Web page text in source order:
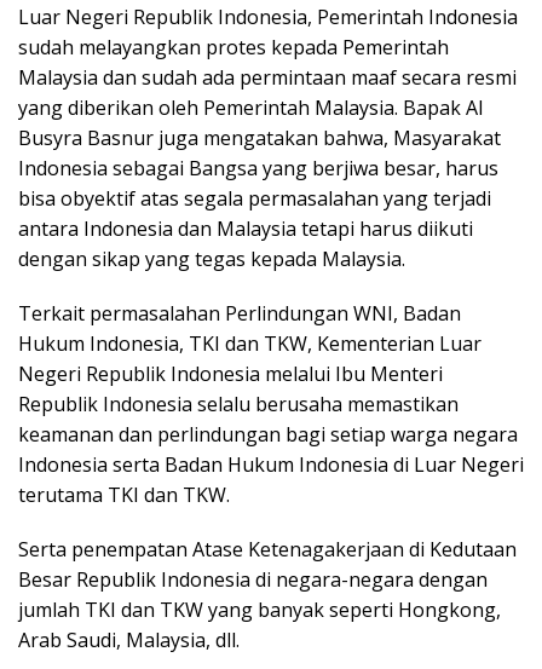
Luar Negeri Republik Indonesia, Pemerintah Indonesia
sudah melayangkan protes kepada Pemerintah
Malaysia dan sudah ada permintaan maaf secara resmi
yang diberikan oleh Pemerintah Malaysia. Bapak Al
Busyra Basnur juga mengatakan bahwa, Masyarakat
Indonesia sebagai Bangsa yang berjiwa besar, harus
bisa obyektif atas segala permasalahan yang terjadi
antara Indonesia dan Malaysia tetapi harus diikuti
dengan sikap yang tegas kepada Malaysia.
Terkait permasalahan Perlindungan WNI, Badan
Hukum Indonesia, TKI dan TKW, Kementerian Luar
Negeri Republik Indonesia melalui Ibu Menteri
Republik Indonesia selalu berusaha memastikan
keamanan dan perlindungan bagi setiap warga negara
Indonesia serta Badan Hukum Indonesia di Luar Negeri
terutama TKI dan TKW.
Serta penempatan Atase Ketenagakerjaan di Kedutaan
Besar Republik Indonesia di negara-negara dengan
jumlah TKI dan TKW yang banyak seperti Hongkong,
Arab Saudi, Malaysia, dll.